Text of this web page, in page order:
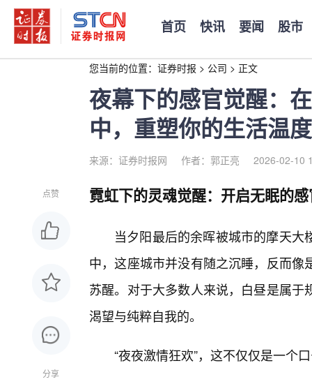
首页 快讯 要闻 股市
您当前的位置： 证券时报 > 公司 > 正文
夜幕下的感官觉醒：
中，重塑你的生活温度
来源：证券时报网 作者：郭正亮 2026-02-10
点赞
分享
霓虹下的灵魂觉醒：开启无眠的
当夕阳最后的余晖被城市的摩天
中，这座城市并没有随之沉睡，反而
苏醒。对于大多数人来说，白昼是属
渴望与纯粹自我的。
“夜夜激情狂欢”，这不仅仅是一个